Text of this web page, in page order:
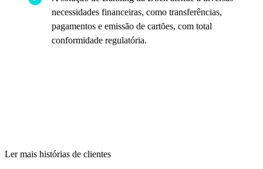
necessidades financeiras, como transferências,
pagamentos e emissão de cartões, com total
conformidade regulatória.
Ler mais histórias de clientes